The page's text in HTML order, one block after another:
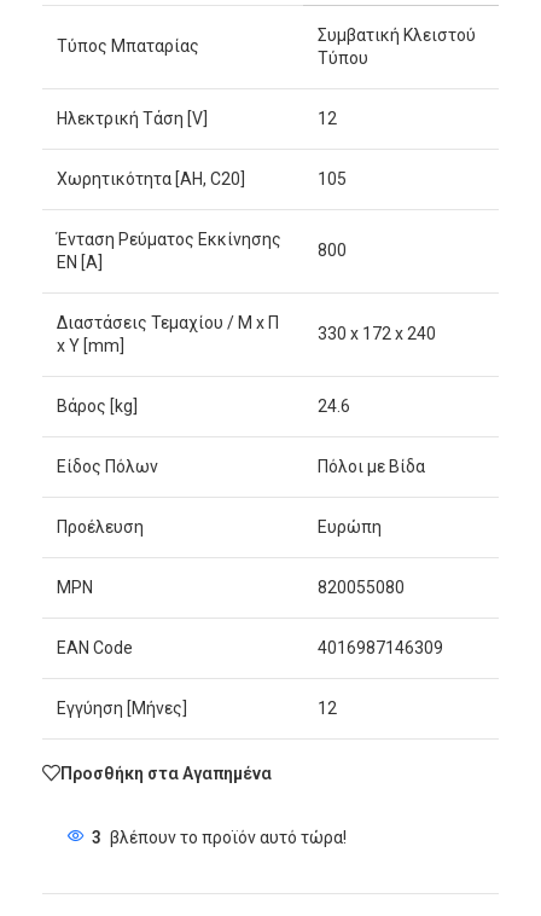
Τύπος Μπαταρίας
Συμβατική Κλειστού
Τύπου
Ηλεκτρική Τάση [V] 12
Χωρητικότητα [AH, C20] 105
Ένταση Ρεύματος Εκκίνησης
EN [A]
800
Διαστάσεις Τεμαχίου / Μ x Π
x Υ [mm]
330 x 172 x 240
Βάρος [kg] 24.6
Είδος Πόλων Πόλοι με Βίδα
Προέλευση Ευρώπη
MPN 820055080
EAN Code 4016987146309
Εγγύηση [Μήνες] 12
Προσθήκη στα Αγαπημένα
3 βλέπουν το προϊόν αυτό τώρα!